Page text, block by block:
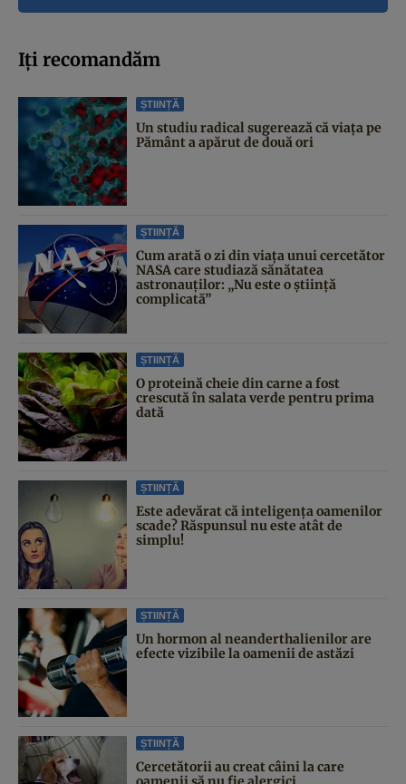
Iți recomandăm
ȘTIINȚĂ
Un studiu radical sugerează că viața pe
Pământ a apărut de două ori
ȘTIINȚĂ
Cum arată o zi din viața unui cercetător
NASA care studiază sănătatea
astronauților: „Nu este o știință
complicată”
ȘTIINȚĂ
O proteină cheie din carne a fost
crescută în salata verde pentru prima
dată
ȘTIINȚĂ
Este adevărat că inteligența oamenilor
scade? Răspunsul nu este atât de
simplu!
ȘTIINȚĂ
Un hormon al neanderthalienilor are
efecte vizibile la oamenii de astăzi
ȘTIINȚĂ
Cercetătorii au creat câini la care